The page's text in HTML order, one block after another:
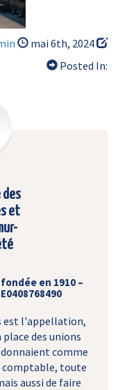
mai 6th, 2024
Posted In:
des
et
en 1910 –
est l'appellation,
des unions
comme
comptable, toute
aussi de faire